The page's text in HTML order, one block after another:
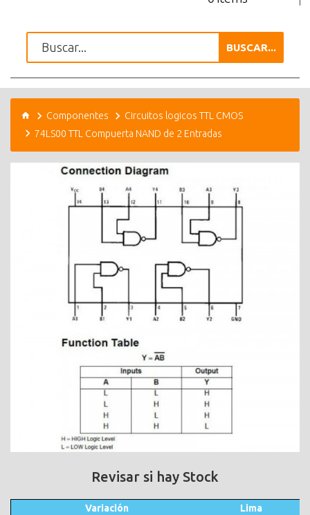
BUSCAR...
Componentes
Circuitos logicos TTL CMOS
74LS00 TTL Compuerta NAND de 2 Entradas
Revisar si hay Stock
Variación Lima